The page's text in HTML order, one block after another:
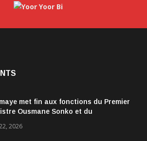
met fin aux fonctions du Premier
Ousmane Sonko et du
2026